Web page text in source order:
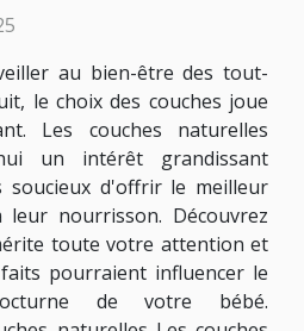
au bien-être des tout-
le choix des couches joue
Les couches naturelles
un intérêt grandissant
soucieux d'offrir le meilleur
leur nourrisson. Découvrez
toute votre attention et
pourraient influencer le
de votre bébé.